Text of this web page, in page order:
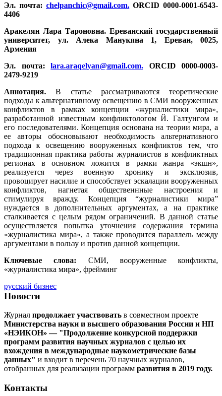
Эл. почта: chelpanchic@gmail.com. ORCID 0000-0001-6543-
4406
Аракелян Лара Тароновна. Ереванский государственный
университет, ул. Алека Манукяна 1, Ереван, 0025,
Армения
Эл. почта: lara.araqelyan@gmail.com. ORCID 0000-0003-
2479-9219
Аннотация. В статье рассматриваются теоретические
подходы к альтернативному освещению в СМИ вооруженных
конфликтов в рамках концепции «журналистики мира»,
разработанной известным конфликтологом Й. Галтунгом и
его последователями. Концепция основана на теории мира, а
ее авторы обосновывают необходимость альтернативного
подхода к освещению вооруженных конфликтов тем, что
традиционная практика работы журналистов в конфликтных
регионах в основном ложится в рамки жанра «экшн»,
реализуется через военную хронику и эксклюзив,
провоцирует насилие и способствует эскалации вооруженных
конфликтов, нагнетая общественнные настроения и
стимулируя вражду. Концепция “журналистики мира”
нуждается в дополнительных аргументах, а на практике
сталкивается с целым рядом ограничений. В данной статье
осуществляется попытка уточнения содержания термина
«журналистика мира», а также проводится параллель между
аргументами в пользу и против данной концепции.
Ключевые слова: СМИ, вооруженные конфликты,
«журналистика мира», фрейминг
русский бизнес
Новости
Журнал продолжает участвовать в совместном проекте
Министерства науки и высшего образования России и НП
«НЭИКОН» — "Продолжение конкурсной поддержки
программ развития научных журналов с целью их
вхождения в международные наукометрические базы
данных" и входит в перечень 70 научных журналов,
отобранных для реализации программ развития в 2019 году.
Контакты